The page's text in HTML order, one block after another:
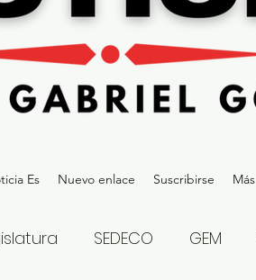
Es Nuevo enlace Suscribirse Más
SEDECO GEM